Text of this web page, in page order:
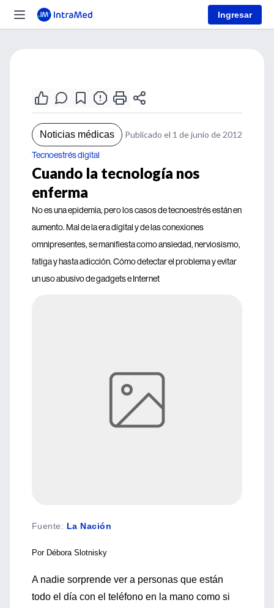
Ingresar
Noticias médicas Publicado el 1 de junio de 2012
Tecnoestrés digital
Cuando la tecnología nos
enferma
No es una epidemia, pero los casos de tecnoestrés están en
aumento. Mal de la era digital y de las conexiones
omnipresentes, se manifiesta como ansiedad, nerviosismo,
fatiga y hasta adicción. Cómo detectar el problema y evitar
un uso abusivo de gadgets e Internet
Fuente: La Nación
Por Débora Slotnisky
A nadie sorprende ver a personas que están
todo el día con el teléfono en la mano como si